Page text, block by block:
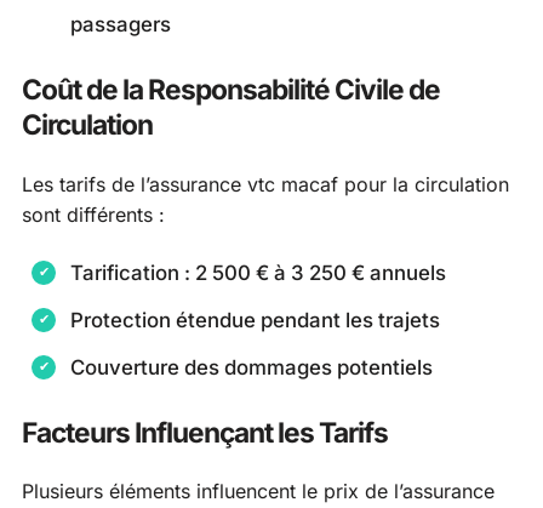
passagers
Coût de la Responsabilité Civile de
Circulation
Les tarifs de l’assurance vtc macaf pour la circulation
sont différents :
Tarification : 2 500 € à 3 250 € annuels
Protection étendue pendant les trajets
Couverture des dommages potentiels
Facteurs Influençant les Tarifs
Plusieurs éléments influencent le prix de l’assurance